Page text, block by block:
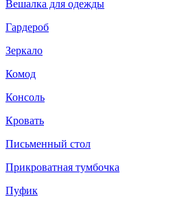
Вешалка для одежды
Гардероб
Зеркало
Комод
Консоль
Кровать
Письменный стол
Прикроватная тумбочка
Пуфик